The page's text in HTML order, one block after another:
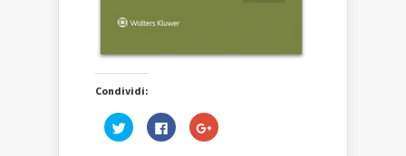
Condividi:
Fai
clic
Fai
clic
Fai
clic